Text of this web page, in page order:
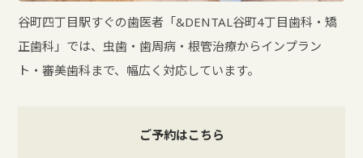
谷町四丁目駅すぐの歯医者「&DENTAL谷町4丁目歯科・矯
正歯科」では、虫歯・歯周病・根管治療からインプラン
ト・審美歯科まで、幅広く対応しています。
ご予約はこちら